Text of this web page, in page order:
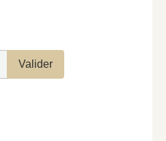
Valider